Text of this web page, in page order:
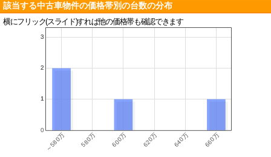
該当する中古車物件の価格帯別の台数の分布
横にフリック(スライド)すれば他の価格帯も確認できます